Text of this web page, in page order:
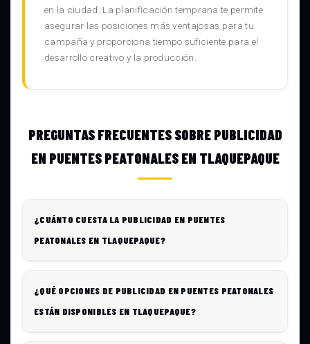
en la ciudad. La planificación temprana te permite
asegurar las posiciones más ventajosas para tu
campaña y proporciona tiempo suficiente para el
desarrollo creativo y la producción.
PREGUNTAS FRECUENTES SOBRE PUBLICIDAD
EN PUENTES PEATONALES EN TLAQUEPAQUE
¿CUÁNTO CUESTA LA PUBLICIDAD EN PUENTES
PEATONALES EN TLAQUEPAQUE?
¿QUÉ OPCIONES DE PUBLICIDAD EN PUENTES PEATONALES
ESTÁN DISPONIBLES EN TLAQUEPAQUE?